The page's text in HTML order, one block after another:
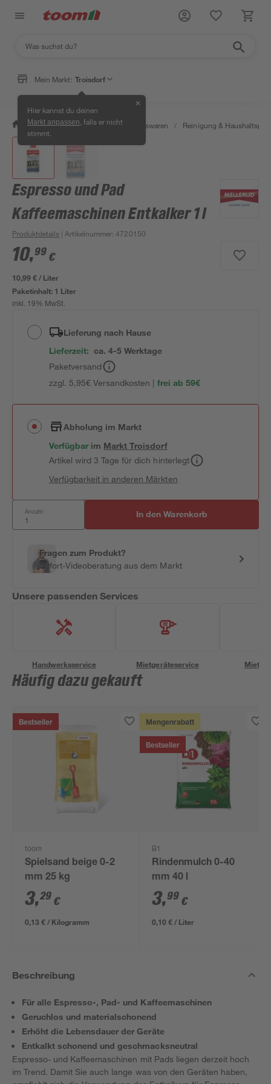
Mein Markt: Troisdorf
Hier kannst du deinen
Markt anpassen , falls er nicht
stimmt.
✕
/ Wohnen & Haushalt / Haushaltswaren / Reinigung &
Espresso und Pad
Kaffeemaschinen Entkalker 1 l
Produktdetails | Artikelnummer:4720150
10,99 €
10,99 € / Liter
Paketinhalt: 1 Liter
inkl. 19% MwSt.
Lieferung nach Hause
Lieferzeit: ca. 4-5 Werktage
Paketversand
zzgl. 5,95€ Versandkosten | frei ab 59€
Abholung im Markt
Verfügbar im MarktTroisdorf
Artikel wird 3 Tage für dich hinterlegt
Verfügbarkeit in anderen Märkten
Anzahl: In den Warenkorb
Fragen zum Produkt?
Sofort-Videoberatung aus dem Markt
Unsere passenden Services
Handwerksservice Mietgeräteservice
Häufig dazu gekauft
Bestseller
toom
Spielsand beige 0-2
mm 25 kg
3,29 €
0,13 € / Kilogramm
Mengenrabatt
Bestseller
B1
Rindenmulch 0-40
mm 40 l
3,99 €
0,10 € / Liter
Beschreibung
Für alle Espresso-, Pad- und Kaffeemaschinen
Geruchlos und materialschonend
Erhöht die Lebensdauer der Geräte
Entkalkt schonend und geschmacksneutral
Espresso- und Kaffeemaschinen mit Pads liegen derzeit hoch
im Trend. Damit Sie auch lange was von den Geräten haben,